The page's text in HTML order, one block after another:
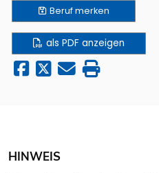
Berufmerken
als PDF anzeigen
HINWEIS